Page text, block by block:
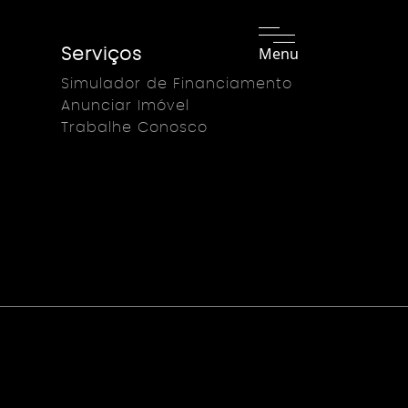
Menu
Serviços
Simulador de Financiamento
Anunciar Imóvel
Trabalhe Conosco